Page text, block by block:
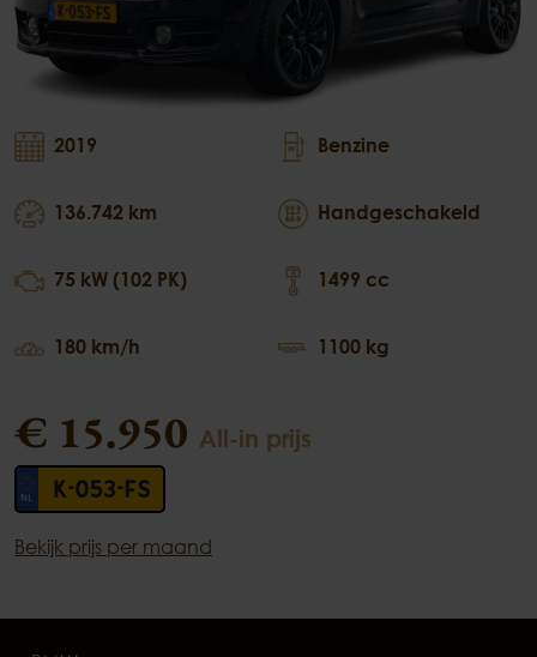
2019
136.742 km
75 kW (102 PK)
180 km/h
Benzine
Handgeschakeld
1499 cc
1100 kg
€ 15.950 All-in prijs
K-053-FS
Bekijk prijs per maand